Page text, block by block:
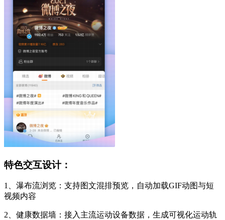
特色交互设计：
1、瀑布流浏览：支持图文混排预览，自动加载GIF动图与短
视频内容
2、健康数据墙：接入主流运动设备数据，生成可视化运动轨